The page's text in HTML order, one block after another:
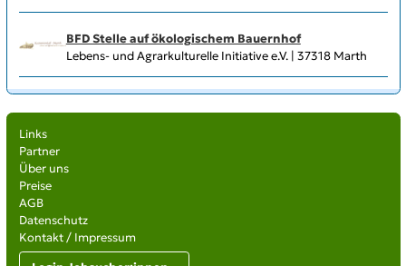
BFD Stelle auf ökologischem Bauernhof
Lebens- und Agrarkulturelle Initiative e.V. | 37318 Marth
Links
Partner
Über uns
Preise
AGB
Datenschutz
Kontakt / Impressum